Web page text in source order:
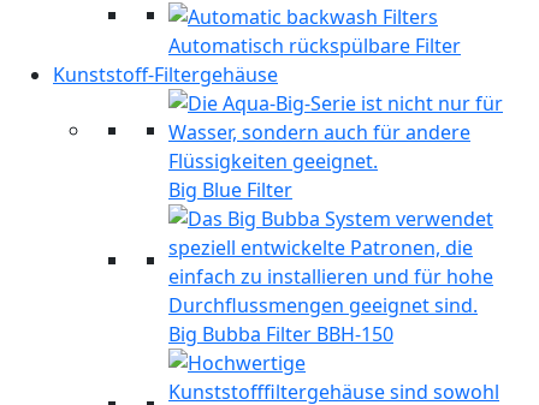
Automatisch rückspülbare Filter
Kunststoff-Filtergehäuse
Big Blue Filter
Big Bubba Filter BBH-150